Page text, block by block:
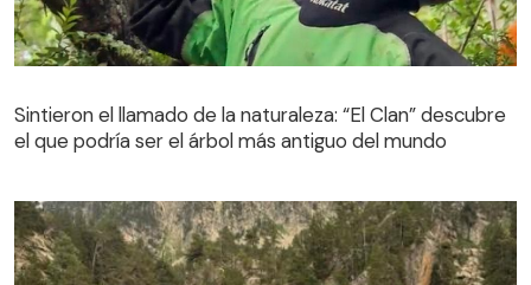
el que podría ser el árbol más antiguo del mundo
Sintieron el llamado de la naturaleza: “El Clan” descubre
el que podría ser el árbol más antiguo del mundo